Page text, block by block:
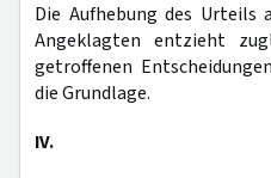
Die Aufhebung des Urteils
Angeklagten entzieht
getroffenen
die Grundlage.
IV.